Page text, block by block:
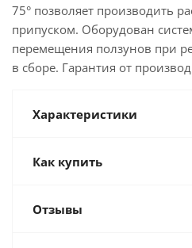
75° позволяет производить
припуском. Оборудован
перемещения ползунов при
в сборе. Гарантия от
Характеристики
Как купить
Отзывы